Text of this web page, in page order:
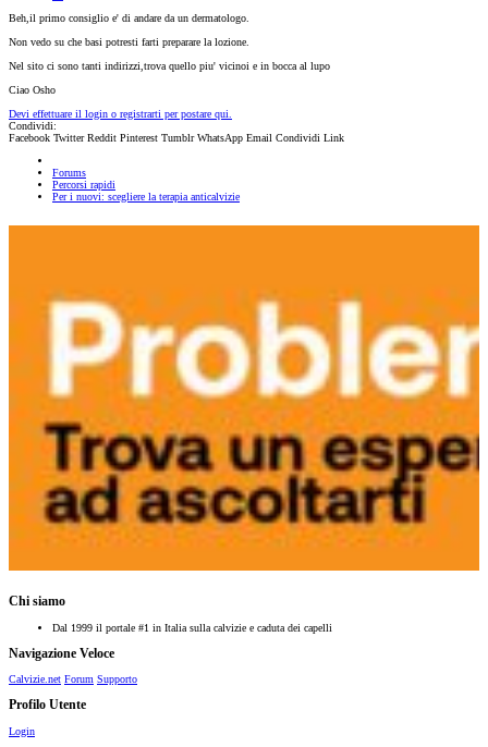
Beh,il primo consiglio e' di andare da un dermatologo.
Non vedo su che basi potresti farti preparare la lozione.
Nel sito ci sono tanti indirizzi,trova quello piu' vicinoi e in bocca al lupo
Ciao Osho
Devi effettuare il login o registrarti per postare qui.
Condividi:
Facebook Twitter Reddit Pinterest Tumblr WhatsApp Email Condividi Link
Forums
Percorsi rapidi
Per i nuovi: scegliere la terapia anticalvizie
Chi siamo
Dal 1999 il portale #1 in Italia sulla calvizie e caduta dei capelli
Navigazione Veloce
Calvizie.net Forum Supporto
Profilo Utente
Login